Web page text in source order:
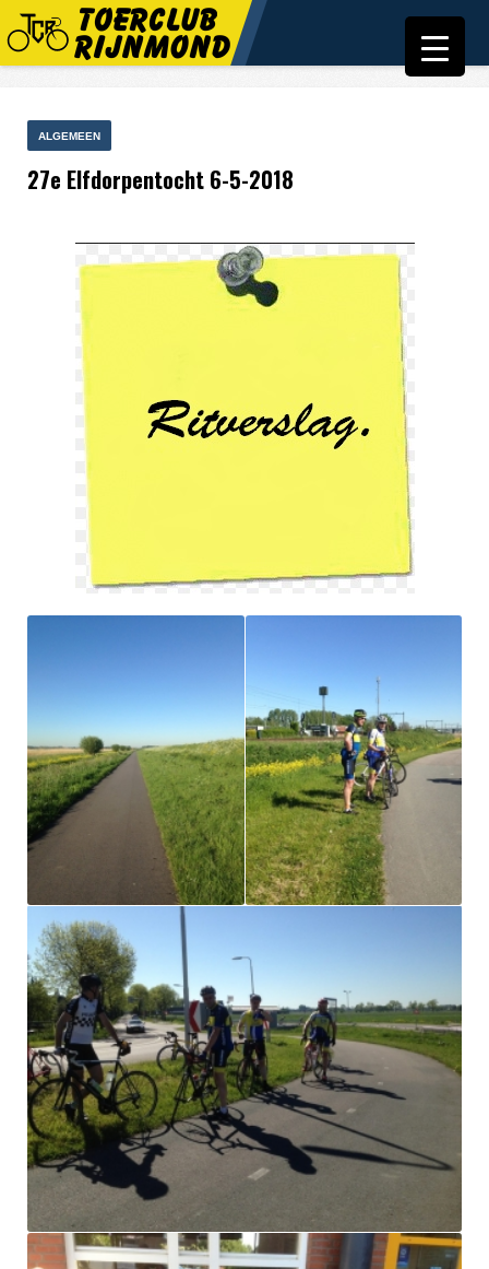
ALGEMEEN
27e Elfdorpentocht 6-5-2018